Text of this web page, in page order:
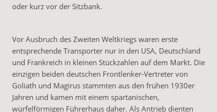
oder kurz vor der Sitzbank.
Vor Ausbruch des Zweiten Weltkriegs waren erste
entsprechende Transporter nur in den USA, Deutschland
und Frankreich in kleinen Stückzahlen auf dem Markt. Die
einzigen beiden deutschen Frontlenker-Vertreter von
Goliath und Magirus stammten aus den frühen 1930er
Jahren und kamen mit einem spartanischen,
würfelförmigen Führerhaus daher. Als Antrieb dienten